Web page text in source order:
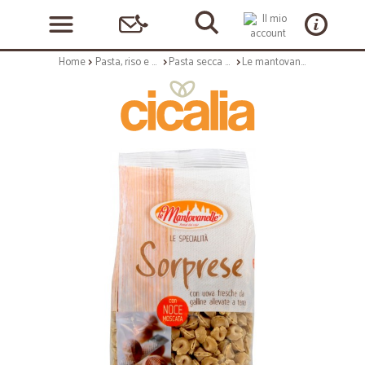
Home Pasta, riso e cerali Pasta secca uovo Le mantovanelle sorprese con noce moscata gr.250